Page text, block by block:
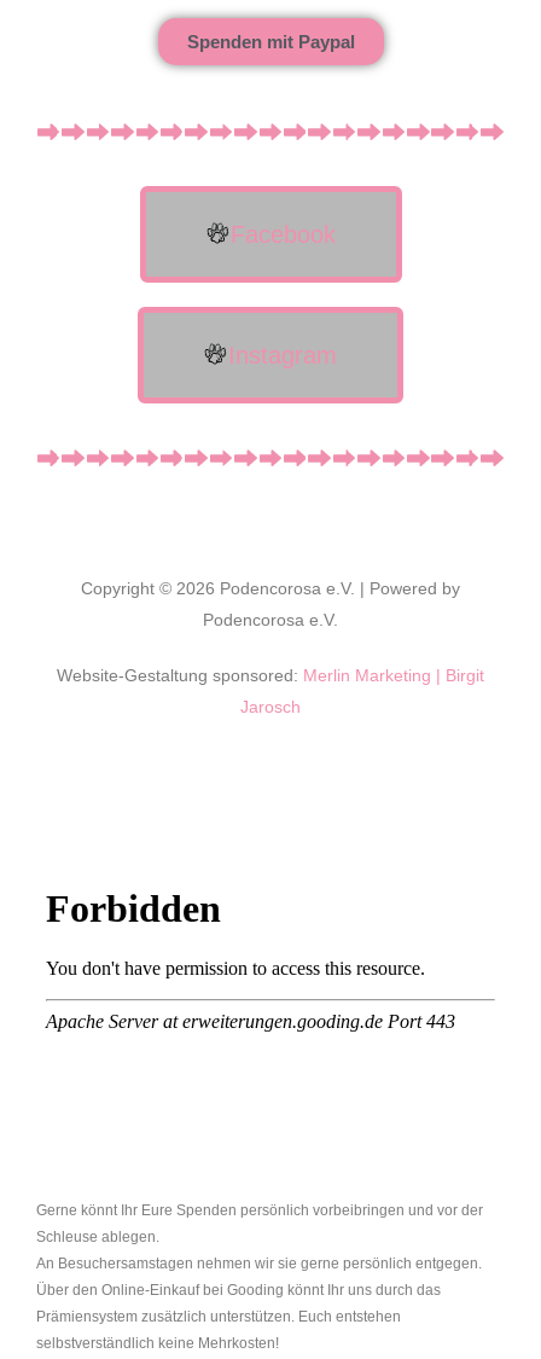
Spenden mit Paypal
Facebook
Instagram
Copyright © 2026 Podencorosa e.V. | Powered by
Podencorosa e.V.
Website-Gestaltung sponsored: Merlin Marketing | Birgit
Jarosch
Gerne könnt Ihr Eure Spenden persönlich vorbeibringen und vor der
Schleuse ablegen.
An Besuchersamstagen nehmen wir sie gerne persönlich entgegen.
Über den Online-Einkauf bei Gooding könnt Ihr uns durch das
Prämiensystem zusätzlich unterstützen. Euch entstehen
selbstverständlich keine Mehrkosten!